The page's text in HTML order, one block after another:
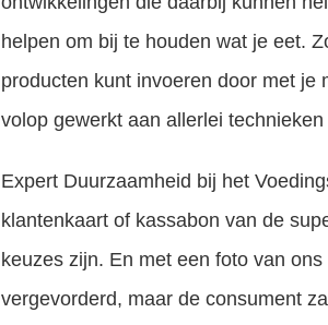
helpen om bij te houden wat je eet.
producten kunt invoeren door met je
volop gewerkt aan allerlei
Expert Duurzaamheid bij het
klantenkaart of kassabon van de
keuzes zijn. En met een foto van
vergevorderd, maar de consument